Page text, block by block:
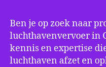
Ben je op zoek naar
luchthavenvervoer in
kennis en expertise
luchthaven afzet en